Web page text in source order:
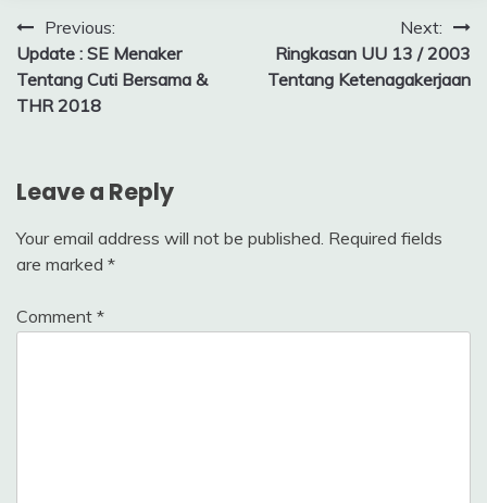
Post
navigation
Previous:
Update : SE Menaker
Tentang Cuti Bersama &
THR 2018
Next:
Ringkasan UU 13 / 2003
Tentang Ketenagakerjaan
Leave a Reply
Your email address will not be published. Required fields
are marked *
Comment *